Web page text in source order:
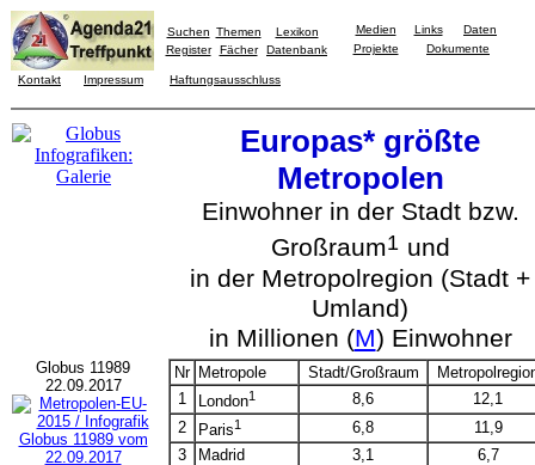
Suchen Themen
Lexikon
Register
Fächer Datenbank
Medien Links
Daten
Projekte
Dokumente
Kontakt Impressum Haftungsausschluss
Europas* größte
Metropolen
Einwohner in der Stadt bzw.
Großraum1 und
in der Metropolregion (Stadt +
Umland)
in Millionen (M) Einwohner
Globus 11989
22.09.2017
Nr Metropole Stadt/Großraum
1
London1 8,6
12,1
2
Paris1 6,8
11,9
3
Madrid 3,1
6,7